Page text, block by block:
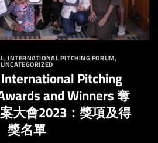
,INTERNATIONAL PITCHING FORUM,
UNCATEGORIZED
Pitching
and Winners 奪
大會2023：獎項及得
獎名單